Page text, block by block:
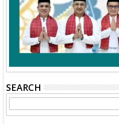
SEARCH